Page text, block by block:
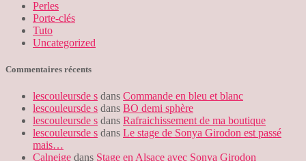
Perles
Porte-clés
Tuto
Uncategorized
Commentaires récents
lescouleursde s dans Commande en bleu et blanc
lescouleursde s dans BO demi sphère
lescouleursde s dans Rafraichissement de ma boutique
lescouleursde s dans Le stage de Sonya Girodon est passé
mais…
Calneige dans Stage en Alsace avec Sonya Girodon